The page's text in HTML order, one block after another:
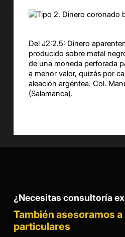
Del J2:2.5: Dinero
producido sobre metal
de una moneda perforada
a menor valor, quizás por
aleación argéntea. Col.
(Salamanca).
¿Necesitas consultoría
También asesoramos
particulares